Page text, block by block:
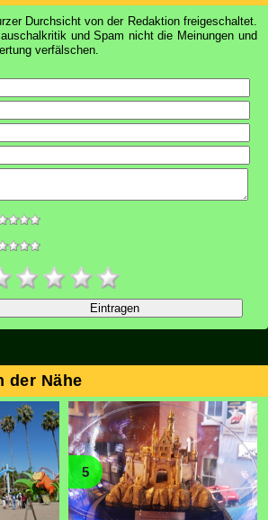
Durchsicht von der Redaktion freigeschaltet.
und Spam nicht die Meinungen und
verfälschen.
der Nähe
5